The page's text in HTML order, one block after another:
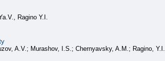
Ragino Y.I.
A.V.; Murashov, I.S.; Chernyavsky, A.M.; Ragino, Y.I.